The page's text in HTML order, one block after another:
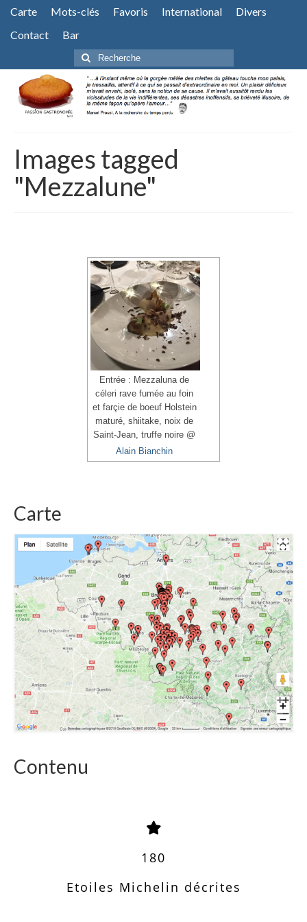
Carte Mots-clés Favoris International
Divers
Contact
Bar
Rechercher
:
Images tagged
"Mezzalune"
Entrée : Mezzaluna de
céleri rave fumée au foin
et farçie de boeuf Holstein
maturé, shiitake, noix de
Saint-Jean, truffe noire @
Alain Bianchin
Carte
Contenu
180
Etoiles Michelin décrites